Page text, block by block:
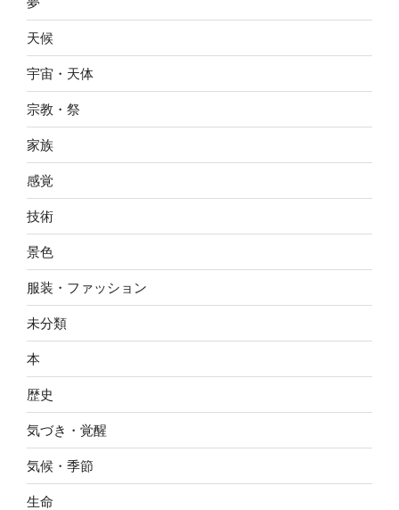
天候
宇宙・天体
宗教・祭
家族
感覚
技術
景色
服装・ファッション
未分類
本
歴史
気づき・覚醒
気候・季節
生命